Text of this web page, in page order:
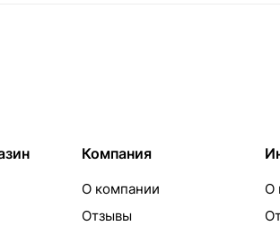
Компания
О компании
Отзывы
О